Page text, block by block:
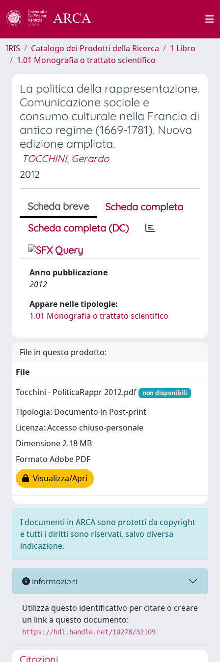
IRIS Catalogo dei Prodotti della Ricerca
1 Libro
1.01 Monografia o trattato scientifico
La politica della rappresentazione.
Comunicazione sociale e
consumo culturale nella Francia di
antico regime (1669-1781). Nuova
edizione ampliata.
TOCCHINI, Gerardo
2012
Scheda breve
Scheda completa
Scheda completa (DC)
Anno pubblicazione
2012
Appare nelle tipologie:
1.01 Monografia o trattato scientifico
File in questo prodotto:
File
Tocchini - PoliticaRappr 2012.pdf
non disponibili
Tipologia: Documento in Post-print
Licenza: Accesso chiuso-personale
Dimensione 2.18 MB
Formato Adobe PDF
Visualizza/Apri
I documenti in ARCA sono protetti da copyright
e tutti i diritti sono riservati, salvo diversa
indicazione.
Informazioni
Utilizza questo identificativo per citare o creare
un link a questo documento:
https://hdl.handle.net/10278/32109
Citazioni